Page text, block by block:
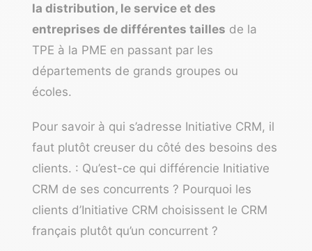
la distribution, le service et des
entreprises de différentes tailles de la
TPE à la PME en passant par les
départements de grands groupes ou
écoles.
Pour savoir à qui s’adresse Initiative CRM, il
faut plutôt creuser du côté des besoins des
clients. : Qu’est-ce qui différencie Initiative
CRM de ses concurrents ? Pourquoi les
clients d’Initiative CRM choisissent le CRM
français plutôt qu’un concurrent ?